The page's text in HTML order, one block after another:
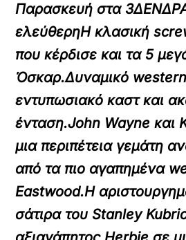
Παρασκευή στα
ελεύθερηΗ κλασική
που κέρδισε και τα 5
Όσκαρ.Δυναμικό
εντυπωσιακό καστ και
ένταση.John Wayne και
μια περιπέτεια γεμάτη
από τα πιο αγαπημένα
Eastwood.Η
σάτιρα του Stanley